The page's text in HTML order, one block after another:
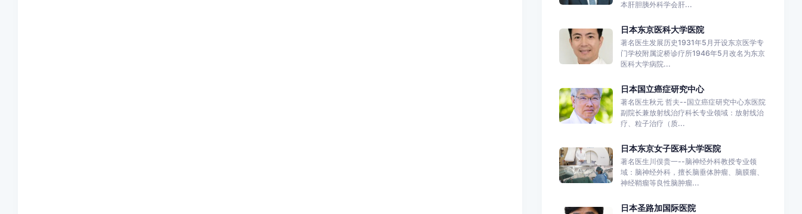
本肝胆胰外科学会肝...
日本东京医科大学医院
著名医生发展历史1931年5月开设东京医学专
门学校附属淀桥诊疗所1946年5月改名为东京
医科大学病院...
日本国立癌症研究中心
著名医生秋元 哲夫--国立癌症研究中心东医院
副院长兼放射线治疗科长专业领域：放射线治
疗、粒子治疗（质...
日本东京女子医科大学医院
著名医生川俣贵一--脑神经外科教授专业领
域：脑神经外科，擅长脑垂体肿瘤、脑膜瘤、
神经鞘瘤等良性脑肿瘤...
日本圣路加国际医院